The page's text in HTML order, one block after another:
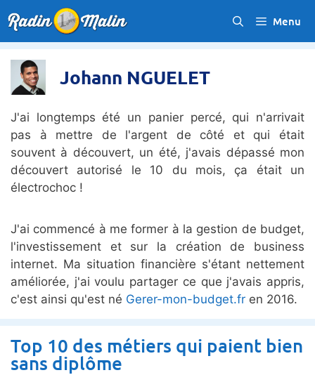
au
contenu
Menu
Johann NGUELET
J'ai longtemps été un panier percé, qui n'arrivait
pas à mettre de l'argent de côté et qui était
souvent à découvert, un été, j'avais dépassé mon
découvert autorisé le 10 du mois, ça était un
électrochoc !
J'ai commencé à me former à la gestion de budget,
l'investissement et sur la création de business
internet. Ma situation financière s'étant nettement
améliorée, j'ai voulu partager ce que j'avais appris,
c'est ainsi qu'est né Gerer-mon-budget.fr en 2016.
Top 10 des métiers qui paient bien
sans diplôme